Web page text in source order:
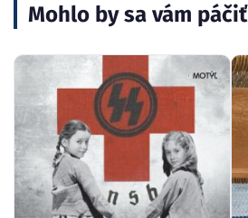
Mohlo by sa vám páčiť